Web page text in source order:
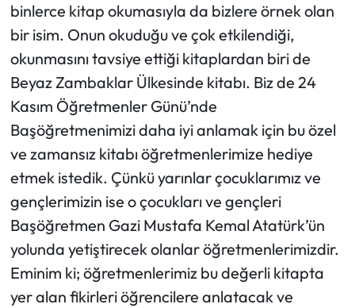
binlerce kitap okumasıyla da bizlere örnek olan
bir isim. Onun okuduğu ve çok etkilendiği,
okunmasını tavsiye ettiği kitaplardan biri de
Beyaz Zambaklar Ülkesinde kitabı. Biz de 24
Kasım Öğretmenler Günü’nde
Başöğretmenimizi daha iyi anlamak için bu özel
ve zamansız kitabı öğretmenlerimize hediye
etmek istedik. Çünkü yarınlar çocuklarımız ve
gençlerimizin ise o çocukları ve gençleri
Başöğretmen Gazi Mustafa Kemal Atatürk’ün
yolunda yetiştirecek olanlar öğretmenlerimizdir.
Eminim ki; öğretmenlerimiz bu değerli kitapta
yer alan fikirleri öğrencilere anlatacak ve